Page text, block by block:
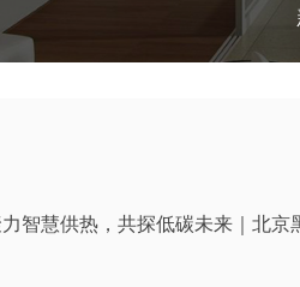
智慧供热，共探低碳未来｜北京